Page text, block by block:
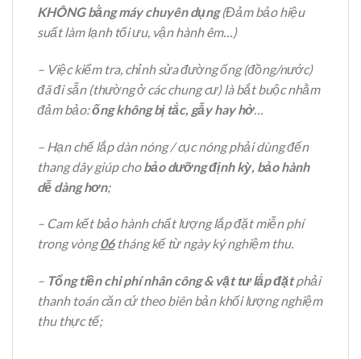
KHÔNG bằng máy chuyên dụng(Đảm bảo hiệu
suất làm lạnh tối ưu, vận hành êm…)
– Việc kiểm tra, chỉnh sửa đường ống (đồng/nước)
đã đi sẵn (thường ở các chung cư) là bắt buộc nhằm
đảm bảo:ống không bị tắc, gẫy hay hở…
– Hạn chế lắp dàn nóng / cục nóng phải dùng đến
thang dây giúp chobảo dưỡng định kỳ, bảo hành
dễ dàng hơn;
– Cam kết bảo hành chất lượng lắp đặt miễn phí
trong vòng06tháng kể từ ngày ký nghiệm thu.
– Tổng tiền chi phí nhân công & vật tư lắp đặtphải
thanh toán căn cứ theo biên bản khối lượng nghiệm
thu thực tế;